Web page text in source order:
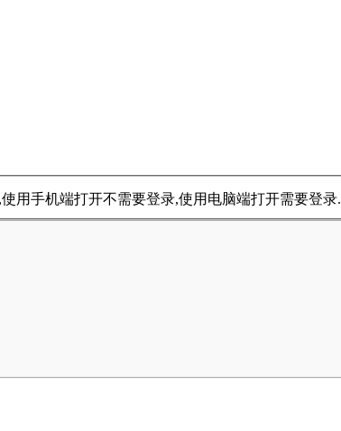
用手机端打开不需要登录,使用电脑端打开需要登录.